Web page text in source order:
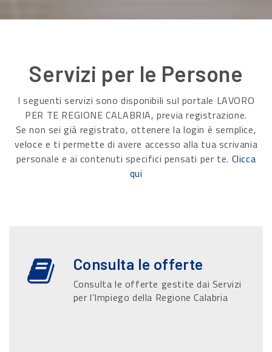
Servizi per le Persone
I seguenti servizi sono disponibili sul portale LAVORO
PER TE REGIONE CALABRIA, previa registrazione.
Se non sei già registrato, ottenere la login è semplice,
veloce e ti permette di avere accesso alla tua scrivania
personale e ai contenuti specifici pensati per te. Clicca
qui
Consulta le offerte
Consulta le offerte gestite dai Servizi
per l’Impiego della Regione Calabria